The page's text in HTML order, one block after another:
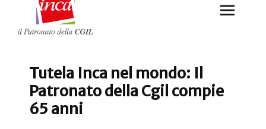
Tutela Inca nel mondo: Il
Patronato della Cgil compie
65 anni